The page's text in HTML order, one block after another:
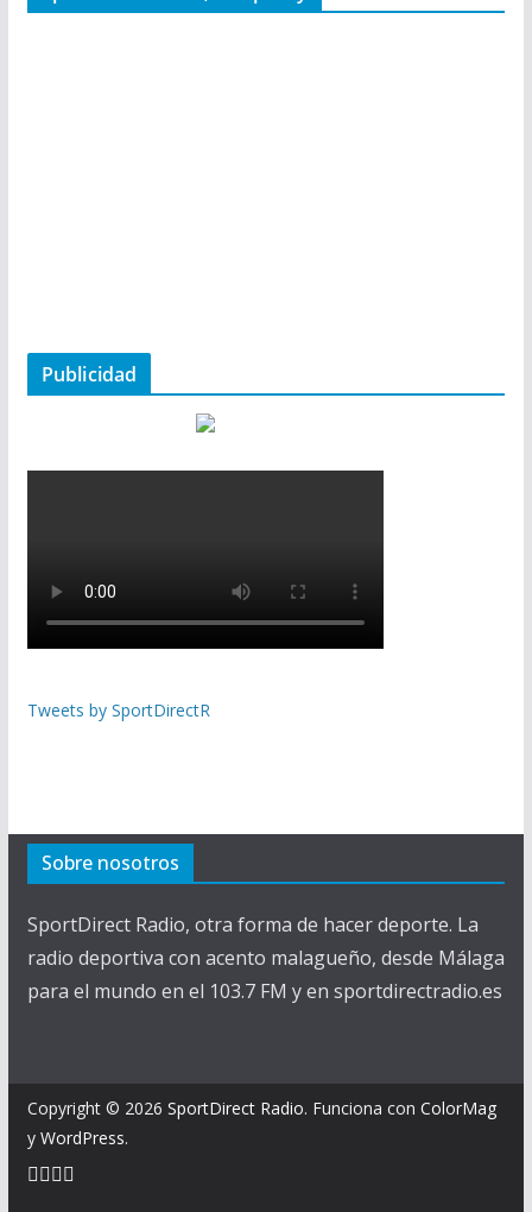
Publicidad
Tweets by SportDirectR
Sobre nosotros
SportDirect Radio, otra forma de hacer deporte. La
radio deportiva con acento malagueño, desde Málaga
para el mundo en el 103.7 FM y en sportdirectradio.es
Copyright © 2026 SportDirect Radio. Funciona con ColorMag
y WordPress.